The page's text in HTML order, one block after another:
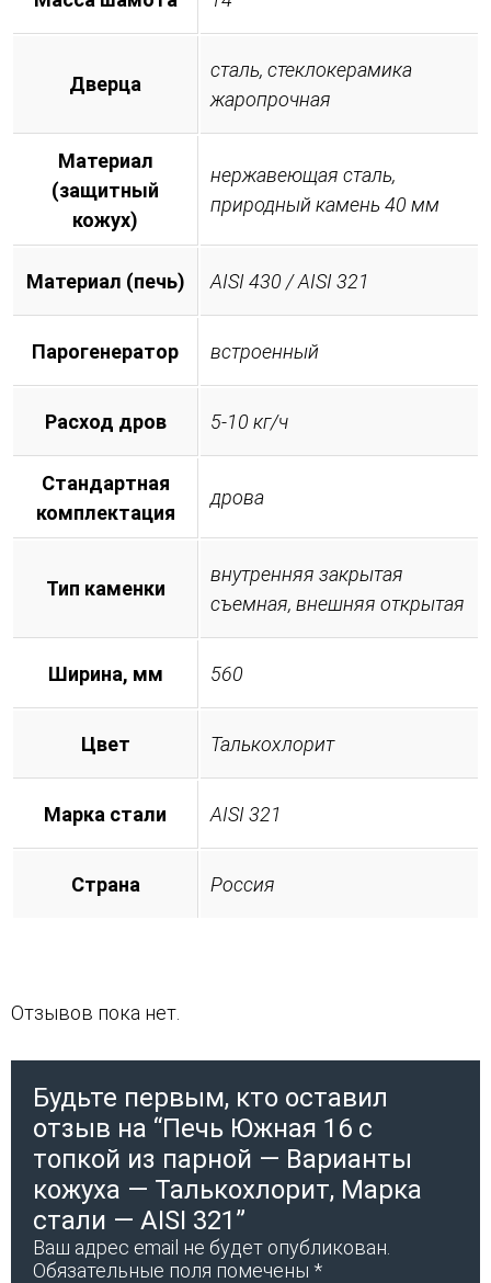
Дверца
сталь, стеклокерамика
жаропрочная
Материал
(защитный
кожух)
нержавеющая сталь,
природный камень 40 мм
Материал (печь) AISI 430 / AISI 321
Парогенератор встроенный
Расход дров 5-10 кг/ч
Стандартная
комплектация
дрова
Тип каменки
внутренняя закрытая
съемная, внешняя открытая
Ширина, мм 560
Цвет Талькохлорит
Марка стали AISI 321
Страна Россия
Отзывов пока нет.
Будьте первым, кто оставил
отзыв на “Печь Южная 16 с
топкой из парной — Варианты
кожуха — Талькохлорит, Марка
стали — AISI 321”
Ваш адрес email не будет опубликован.
Обязательные поля помечены *